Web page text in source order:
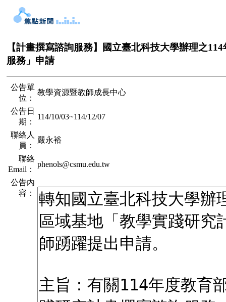
【計畫撰寫諮詢服務】國立臺北科技大學辦理之
服務」申請
公告單
位：
教學資源暨教師成長中心
公告日
期：
114/10/03~114/12/07
聯絡人
員：
嚴永裕
聯絡
Email：
phenols@csmu.edu.tw
公告內
容：